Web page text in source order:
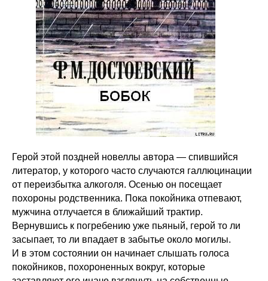
Герой этой поздней новеллы автора — спившийся
литератор, у которого часто случаются галлюцинации
от переизбытка алкоголя. Осенью он посещает
похороны родственника. Пока покойника отпевают,
мужчина отлучается в ближайший трактир.
Вернувшись к погребению уже пьяный, герой то ли
засыпает, то ли впадает в забытье около могилы.
И в этом состоянии он начинает слышать голоса
покойников, похороненных вокруг, которые